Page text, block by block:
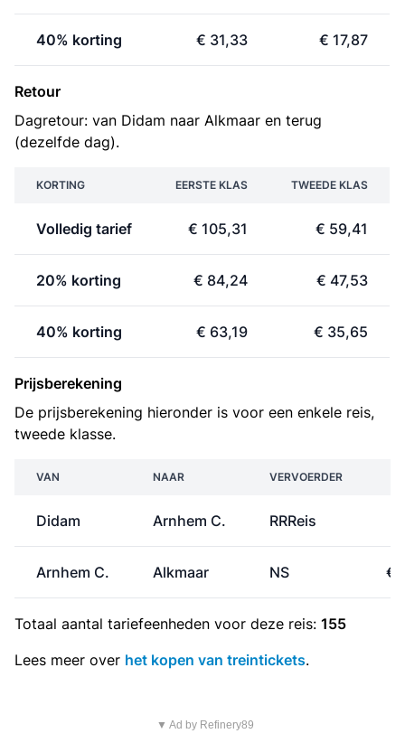
40% korting € 31,33 € 17,87
Retour
Dagretour: van Didam naar Alkmaar en terug
(dezelfde dag).
KORTING EERSTE KLAS TWEEDE KLAS
Volledig tarief € 105,31 € 59,41
20% korting € 84,24 € 47,53
40% korting € 63,19 € 35,65
Prijsberekening
De prijsberekening hieronder is voor een enkele reis,
tweede klasse.
VAN NAAR VERVOERDER
Didam Arnhem C. RRReis
Arnhem C. Alkmaar NS €
Totaal aantal tariefeenheden voor deze reis: 155
Lees meer over het kopen van treintickets.
▼ Ad by Refinery89